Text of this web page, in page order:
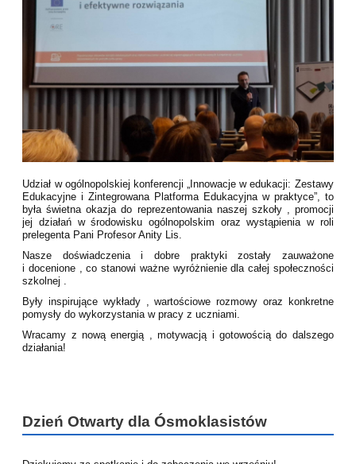
Udział w ogólnopolskiej konferencji „Innowacje w edukacji: Zestawy
Edukacyjne i Zintegrowana Platforma Edukacyjna w praktyce”, to
była świetna okazja do reprezentowania naszej szkoły , promocji
jej działań w środowisku ogólnopolskim oraz wystąpienia w roli
prelegenta Pani Profesor Anity Lis.
Nasze doświadczenia i dobre praktyki zostały zauważone
i docenione , co stanowi ważne wyróżnienie dla całej społeczności
szkolnej .
Były inspirujące wykłady , wartościowe rozmowy oraz konkretne
pomysły do wykorzystania w pracy z uczniami.
Wracamy z nową energią , motywacją i gotowością do dalszego
działania!
Dzień Otwarty dla Ósmoklasistów